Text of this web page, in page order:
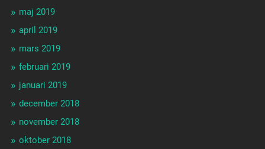
maj 2019
april 2019
mars 2019
februari 2019
januari 2019
december 2018
november 2018
oktober 2018